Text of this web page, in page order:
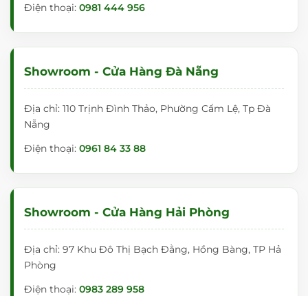
Điện thoại: 0981 444 956
Showroom - Cửa Hàng Đà Nẵng
Địa chỉ: 110 Trịnh Đình Thảo, Phường Cẩm Lệ, Tp Đà
Nẵng
Điện thoại: 0961 84 33 88
Showroom - Cửa Hàng Hải Phòng
Địa chỉ: 97 Khu Đô Thị Bạch Đằng, Hồng Bàng, TP Hả
Phòng
Điện thoại: 0983 289 958